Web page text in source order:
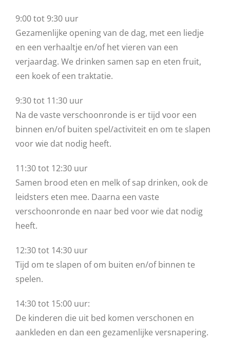
9:00 tot 9:30 uur
Gezamenlijke opening van de dag, met een liedje
en een verhaaltje en/of het vieren van een
verjaardag. We drinken samen sap en eten fruit,
een koek of een traktatie.
9:30 tot 11:30 uur
Na de vaste verschoonronde is er tijd voor een
binnen en/of buiten spel/activiteit en om te slapen
voor wie dat nodig heeft.
11:30 tot 12:30 uur
Samen brood eten en melk of sap drinken, ook de
leidsters eten mee. Daarna een vaste
verschoonronde en naar bed voor wie dat nodig
heeft.
12:30 tot 14:30 uur
Tijd om te slapen of om buiten en/of binnen te
spelen.
14:30 tot 15:00 uur:
De kinderen die uit bed komen verschonen en
aankleden en dan een gezamenlijke versnapering.